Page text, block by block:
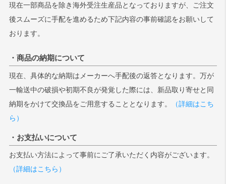
現在一部商品を除き海外受注生産品となっておりますが、ご注文
後スムーズに手配を進めるため下記内容の事前確認をお願いして
おります。
・商品の納期について
現在、具体的な納期はメーカーへ手配後の返答となります。万が
一輸送中の破損や初期不良が発覚した際には、新品取り寄せと同
納期をかけて交換品をご用意することとなります。
（詳細はこち
ら）
・お支払いについて
お支払い方法によって事前にご了承いただく内容がございます。
（詳細はこちら）